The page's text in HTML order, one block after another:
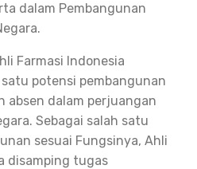
dalam Pembangunan
Farmasi Indonesia
potensi pembangunan
absen dalam perjuangan
Sebagai salah satu
sesuai Fungsinya, Ahli
disamping tugas